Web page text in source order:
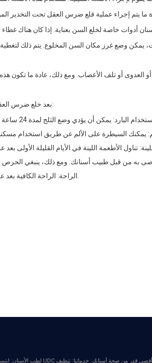
بعد خلع ضرس العقل، يمكن للنصائح التالية تسريع عملية الشفاء: